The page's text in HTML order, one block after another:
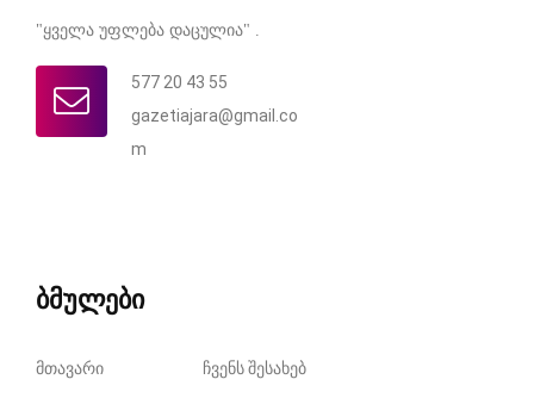
"ყველა უფლება დაცულია" .
577 20 43 55
gazetiajara@gmail.co
m
ბმულები
მთავარი ჩვენს შესახებ